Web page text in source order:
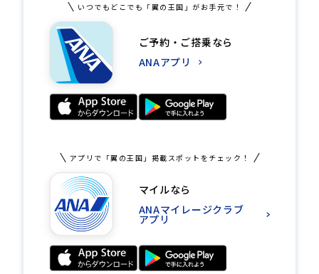
いつでもどこでも「翼の王国」がお手元で！
ご予約・ご搭乗なら
ANAアプリ
アプリで「翼の王国」掲載スポットをチェック！
マイルなら
ANAマイレージクラブ
アプリ